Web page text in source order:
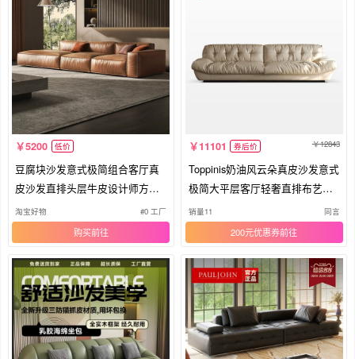
5200 低价
豆腐块沙发意式极简组合客厅真
皮沙发直排头层牛皮设计师方糖
沙发
淘宝好物 #0 工厂
购买
11101 券后价 12843
Toppinis奶油风云朵真皮沙发意式
极简大平层客厅轻奢直排布艺沙
发
销量11 同言
200元优惠券